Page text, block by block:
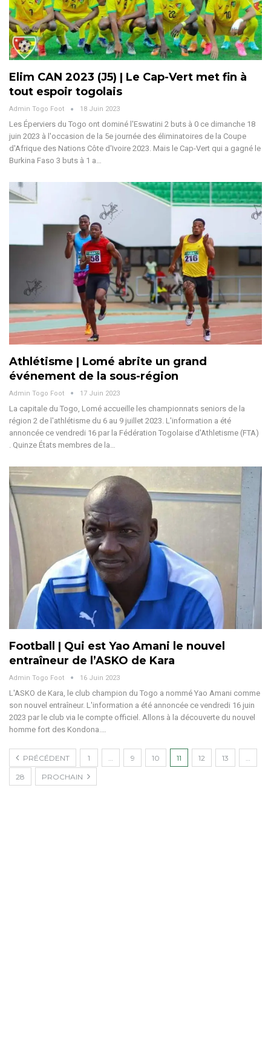
Elim CAN 2023 (J5) | Le Cap-Vert met fin à
tout espoir togolais
Admin Togo Foot 18 Juin 2023
Les Éperviers du Togo ont dominé l'Eswatini 2 buts à 0 ce dimanche 18
juin 2023 à l'occasion de la 5e journée des éliminatoires de la Coupe
d'Afrique des Nations Côte d'Ivoire 2023. Mais le Cap-Vert qui a gagné le
Burkina Faso 3 buts à 1 a…
Athlétisme | Lomé abrite un grand
événement de la sous-région
Admin Togo Foot 17 Juin 2023
La capitale du Togo, Lomé accueille les championnats seniors de la
région 2 de l'athlétisme du 6 au 9 juillet 2023. L'information a été
annoncée ce vendredi 16 par la Fédération Togolaise d'Athletisme (FTA)
. Quinze États membres de la…
Football | Qui est Yao Amani le nouvel
entraîneur de l’ASKO de Kara
Admin Togo Foot 16 Juin 2023
L'ASKO de Kara, le club champion du Togo a nommé Yao Amani comme
son nouvel entraîneur. L'information a été annoncée ce vendredi 16 juin
2023 par le club via le compte officiel. Allons à la découverte du nouvel
homme fort des Kondona.…
PRÉCÉDENT 1 9 10 11 12 13
28 PROCHAIN